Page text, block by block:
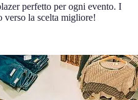
perfetto per ogni evento. I
la scelta migliore!